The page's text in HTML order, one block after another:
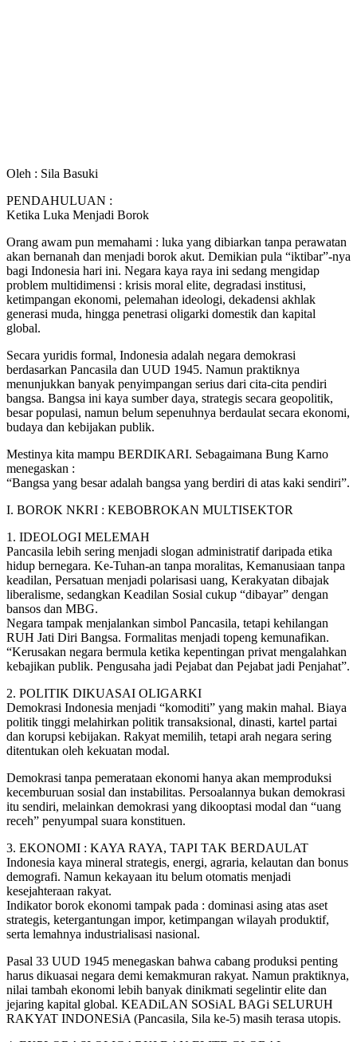
Oleh : Sila Basuki
PENDAHULUAN :
Ketika Luka Menjadi Borok
Orang awam pun memahami : luka yang dibiarkan tanpa perawatan
akan bernanah dan menjadi borok akut. Demikian pula “iktibar”-nya
bagi Indonesia hari ini. Negara kaya raya ini sedang mengidap
problem multidimensi : krisis moral elite, degradasi institusi,
ketimpangan ekonomi, pelemahan ideologi, dekadensi akhlak
generasi muda, hingga penetrasi oligarki domestik dan kapital
global.
Secara yuridis formal, Indonesia adalah negara demokrasi
berdasarkan Pancasila dan UUD 1945. Namun praktiknya
menunjukkan banyak penyimpangan serius dari cita-cita pendiri
bangsa. Bangsa ini kaya sumber daya, strategis secara geopolitik,
besar populasi, namun belum sepenuhnya berdaulat secara ekonomi,
budaya dan kebijakan publik.
Mestinya kita mampu BERDIKARI. Sebagaimana Bung Karno
menegaskan :
“Bangsa yang besar adalah bangsa yang berdiri di atas kaki sendiri”.
I. BOROK NKRI : KEBOBROKAN MULTISEKTOR
1. IDEOLOGI MELEMAH
Pancasila lebih sering menjadi slogan administratif daripada etika
hidup bernegara. Ke-Tuhan-an tanpa moralitas, Kemanusiaan tanpa
keadilan, Persatuan menjadi polarisasi uang, Kerakyatan dibajak
liberalisme, sedangkan Keadilan Sosial cukup “dibayar” dengan
bansos dan MBG.
Negara tampak menjalankan simbol Pancasila, tetapi kehilangan
RUH Jati Diri Bangsa. Formalitas menjadi topeng kemunafikan.
“Kerusakan negara bermula ketika kepentingan privat mengalahkan
kebajikan publik. Pengusaha jadi Pejabat dan Pejabat jadi Penjahat”.
2. POLITIK DIKUASAI OLIGARKI
Demokrasi Indonesia menjadi “komoditi” yang makin mahal. Biaya
politik tinggi melahirkan politik transaksional, dinasti, kartel partai
dan korupsi kebijakan. Rakyat memilih, tetapi arah negara sering
ditentukan oleh kekuatan modal.
Demokrasi tanpa pemerataan ekonomi hanya akan memproduksi
kecemburuan sosial dan instabilitas. Persoalannya bukan demokrasi
itu sendiri, melainkan demokrasi yang dikooptasi modal dan “uang
receh” penyumpal suara konstituen.
3. EKONOMI : KAYA RAYA, TAPI TAK BERDAULAT
Indonesia kaya mineral strategis, energi, agraria, kelautan dan bonus
demografi. Namun kekayaan itu belum otomatis menjadi
kesejahteraan rakyat.
Indikator borok ekonomi tampak pada : dominasi asing atas aset
strategis, ketergantungan impor, ketimpangan wilayah produktif,
serta lemahnya industrialisasi nasional.
Pasal 33 UUD 1945 menegaskan bahwa cabang produksi penting
harus dikuasai negara demi kemakmuran rakyat. Namun praktiknya,
nilai tambah ekonomi lebih banyak dinikmati segelintir elite dan
jejaring kapital global. KEADiLAN SOSiAL BAGi SELURUH
RAKYAT INDONESiA (Pancasila, Sila ke-5) masih terasa utopis.